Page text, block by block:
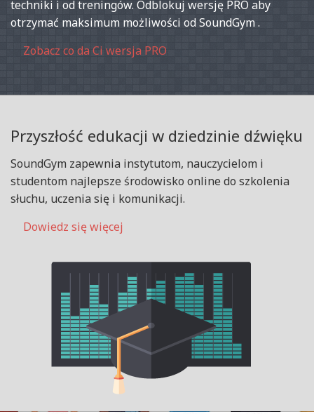
techniki i od treningów. Odblokuj wersję PRO aby
otrzymać maksimum możliwości od SoundGym .
Zobacz co da Ci wersja PRO
Przyszłość edukacji w dziedzinie dźwięku
SoundGym zapewnia instytutom, nauczycielom i
studentom najlepsze środowisko online do szkolenia
słuchu, uczenia się i komunikacji.
Dowiedz się więcej